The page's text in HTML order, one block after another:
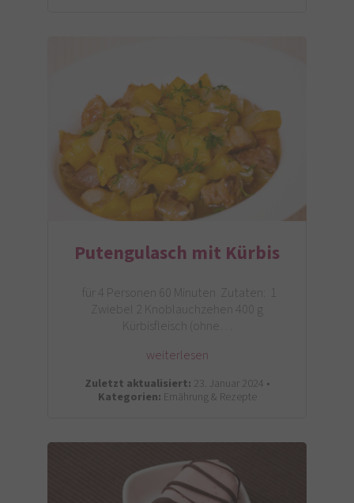
Putengulasch mit Kürbis
für 4 Personen 60 Minuten Zutaten: 1
Zwiebel 2 Knoblauchzehen 400 g
Kürbisfleisch (ohne…
weiterlesen
Zuletzt aktualisiert: 23. Januar 2024 •
Kategorien: Ernährung & Rezepte